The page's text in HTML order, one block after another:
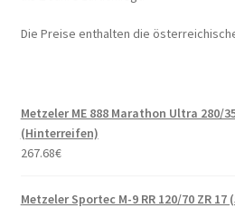
Die Preise enthalten die
Metzeler ME 888 Marathon Ultra 280/
(Hinterreifen)
267.68€
Metzeler Sportec M-9 RR 120/70 ZR 17